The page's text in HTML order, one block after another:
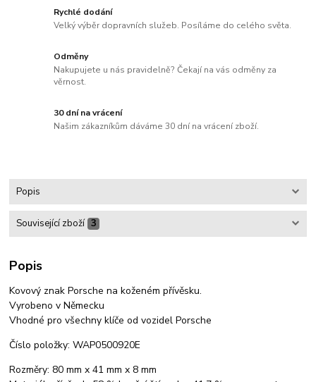
Rychlé dodání
Velký výběr dopravních služeb. Posíláme do celého světa.
Odměny
Nakupujete u nás pravidelně? Čekají na vás odměny za
věrnost.
30 dní na vrácení
Našim zákazníkům dáváme 30 dní na vrácení zboží.
Popis
Související zboží 3
Popis
Kovový znak Porsche na koženém přívěsku.
Vyrobeno v Německu
Vhodné pro všechny klíče od vozidel Porsche
Číslo položky: WAP0500920E
Rozměry: 80 mm x 41 mm x 8 mm